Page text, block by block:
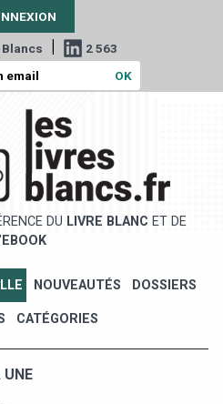
Blancs | 2 563
DU LIVRE BLANC ET DE
EBOOK
NOUVEAUTÉS DOSSIERS
CATÉGORIES